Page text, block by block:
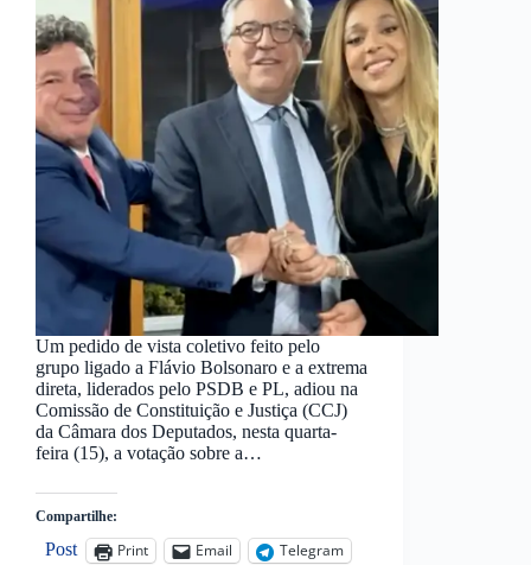
Um pedido de vista coletivo feito pelo
grupo ligado a Flávio Bolsonaro e a extrema
direta, liderados pelo PSDB e PL, adiou na
Comissão de Constituição e Justiça (CCJ)
da Câmara dos Deputados, nesta quarta-
feira (15), a votação sobre a…
Compartilhe:
Post Print Email
Telegram